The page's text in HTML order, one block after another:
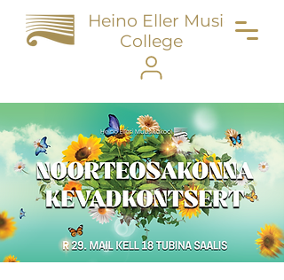
Heino Eller Music
College